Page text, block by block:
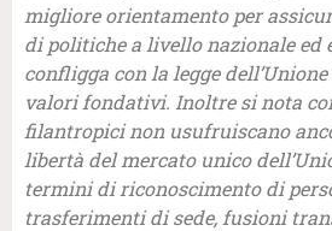
migliore orientamento per
di politiche a livello nazionale ed
confligga con la legge
valori fondativi. Inoltre si nota
filantropici non usufruiscano
libertà del mercato unico
termini di riconoscimento di
trasferimenti di sede, fusioni